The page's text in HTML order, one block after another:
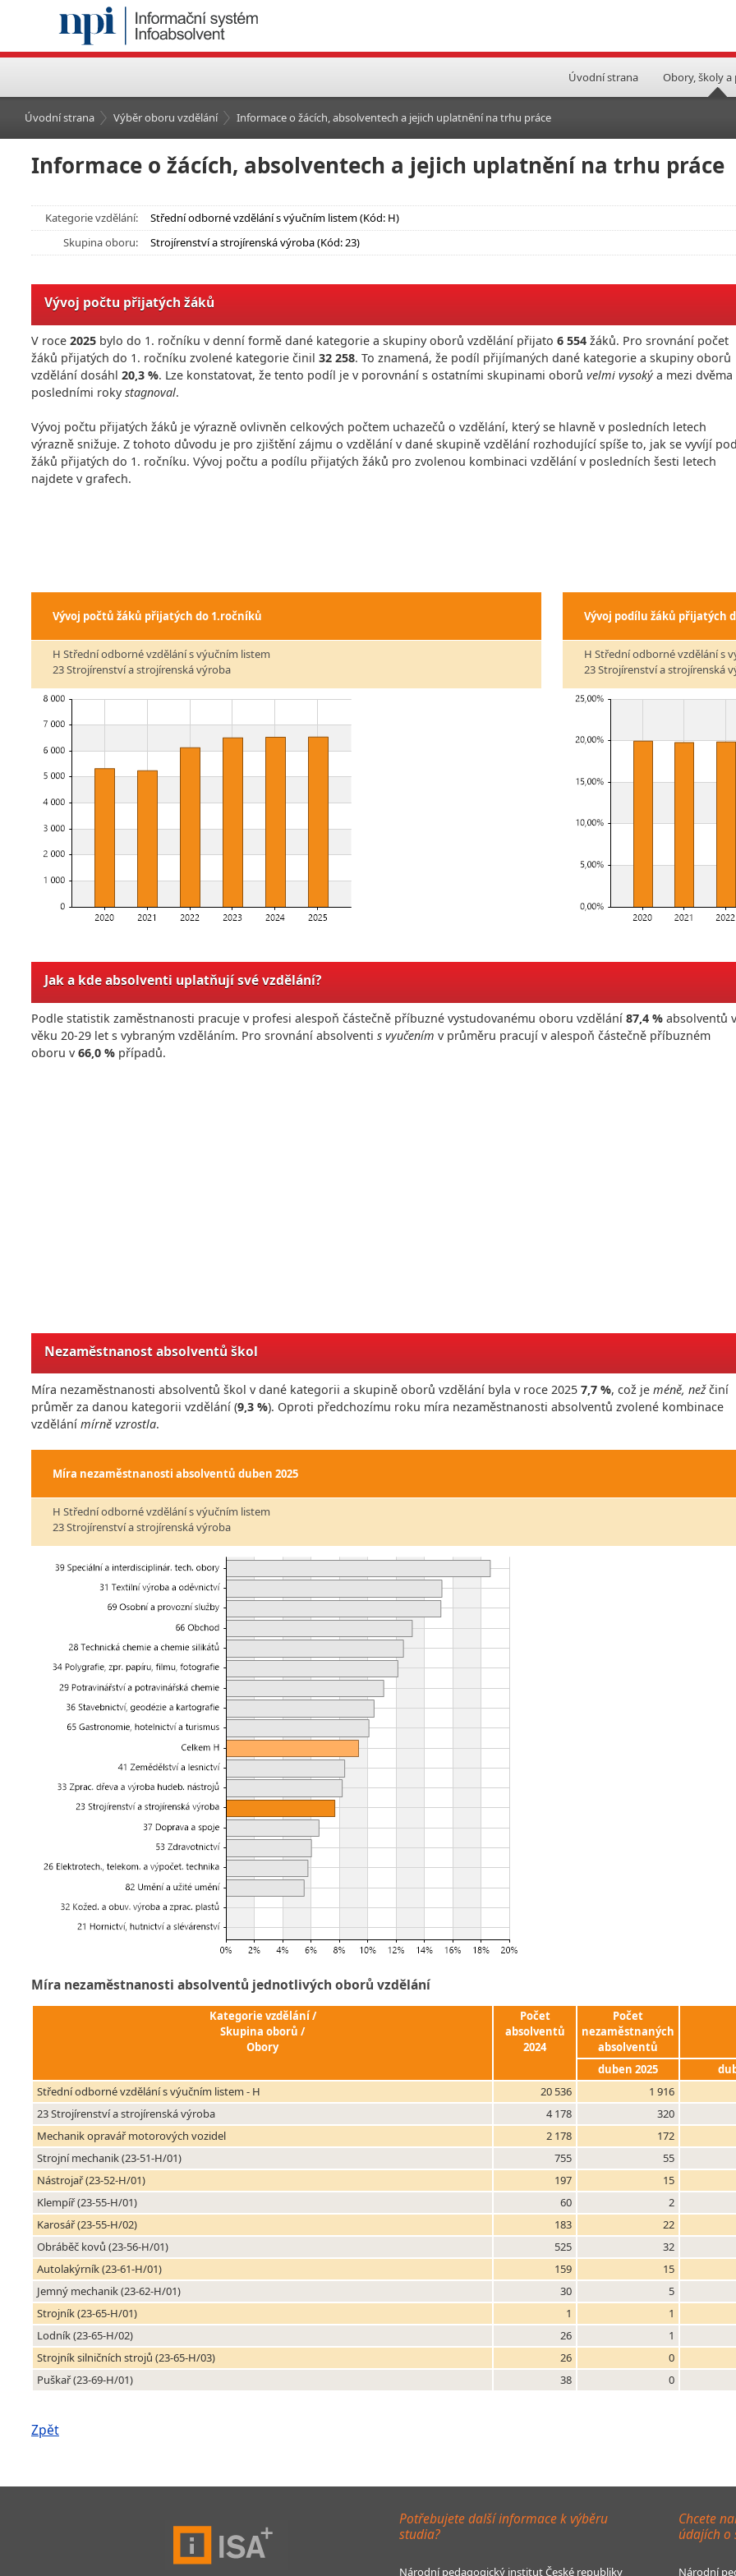
Úvodní strana Obory, školy a
Úvodní strana Výběr oboru vzdělání Informace o žácích, absolventech a jejich uplatnění na trhu práce
Informace o žácích, absolventech a jejich uplatnění na trhu práce
Kategorie vzdělání:
Střední odborné vzdělání s výučním listem (Kód: H)
Skupina oboru:
Strojírenství a strojírenská výroba (Kód: 23)
Vývoj počtu přijatých žáků
V roce 2025 bylo do 1. ročníku v denní formě dané kategorie a skupiny oborů vzdělání přijato 6 554 žáků. Pro srovnání počet
žáků přijatých do 1. ročníku zvolené kategorie činil 32 258. To znamená, že podíl přijímaných dané kategorie a skupiny oborů
vzdělání dosáhl 20,3 %. Lze konstatovat, že tento podíl je v porovnání s ostatními skupinami oborů velmi vysokýa mezi dvěma
posledními rokystagnoval.
Vývoj počtu přijatých žáků je výrazně ovlivněn celkových počtem uchazečů o vzdělání, který se hlavně v posledních letech
výrazně snižuje. Z tohoto důvodu je pro zjištění zájmu o vzdělání v dané skupině vzdělání rozhodující spíše to, jak se vyvíjí
žáků přijatých do 1. ročníku. Vývoj počtu a podílu přijatých žáků pro zvolenou kombinaci vzdělání v posledních šesti letech
najdete v grafech.
Vývoj počtů žáků přijatých do 1.ročníků
H Střední odborné vzdělání s výučním listem
23 Strojírenství a strojírenská výroba
Vývoj podílu žáků přijatých
H Střední odborné vzdělání s
23 Strojírenství a strojírenská
Jak a kde absolventi uplatňují své vzdělání?
Podle statistik zaměstnanosti pracuje v profesi alespoň částečně příbuzné vystudovanému oboru vzdělání 87,4 % absolventů
věku 20-29 let s vybraným vzděláním. Pro srovnání absolventi s vyučením v průměru pracují v alespoň částečně příbuzném
oboru v 66,0 % případů.
Nezaměstnanost absolventů škol
Míra nezaměstnanosti absolventů škol v dané kategorii a skupině oborů vzdělání byla v roce 2025 7,7 %, což je méně, nežčiní
průměr za danou kategorii vzdělání (9,3 %). Oproti předchozímu roku míra nezaměstnanosti absolventů zvolené kombinace
vzdělání mírně vzrostla.
Míra nezaměstnanosti absolventů duben 2025
H Střední odborné vzdělání s výučním listem
23 Strojírenství a strojírenská výroba
Míra nezaměstnanosti absolventů jednotlivých oborů vzdělání
Kategorie vzdělání /
Skupina oborů /
Obory
Počet
absolventů
2024
Počet
nezaměstnaných
absolventů
duben 2025
Střední odborné vzdělání s výučním listem - H
20 536
1 916
23 Strojírenství a strojírenská výroba
4 178
320
Mechanik opravář motorových vozidel
2 178
172
Strojní mechanik (23-51-H/01)
755
55
Nástrojař (23-52-H/01)
197
15
Klempíř (23-55-H/01)
60
2
Karosář (23-55-H/02)
183
22
Obráběč kovů (23-56-H/01)
525
32
Autolakýrník (23-61-H/01)
159
15
Jemný mechanik (23-62-H/01)
30
5
Strojník (23-65-H/01)
1
1
Lodník (23-65-H/02)
26
1
Strojník silničních strojů (23-65-H/03)
26
0
Puškař (23-69-H/01)
38 0
Zpět
Potřebujete další informace k výběru
studia?
Národní pedagogický institut České republiky
Chcete
údajích o
Národní